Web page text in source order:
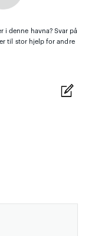
i denne havna? Svar på
til stor hjelp for andre